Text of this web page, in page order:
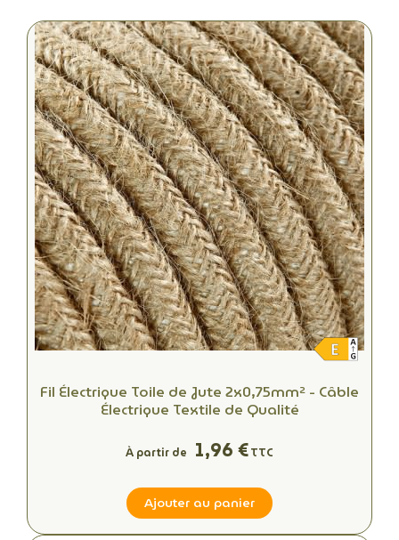
Fil Électrique Toile de Jute 2x0,75mm² - Câble
Électrique Textile de Qualité
À partir de 1,96 €TTC
Ajouter au panier